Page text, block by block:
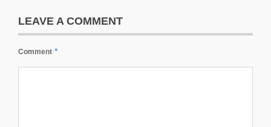
LEAVE A COMMENT
Comment *